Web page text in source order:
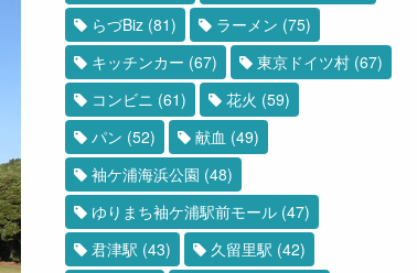
らづBiz(81) ラーメン (75)
キッチンカー (67) 東京ドイツ村(67)
コンビニ (61) 花火 (59)
パン (52) 献血 (49)
袖ケ浦海浜公園 (48)
ゆりまち袖ケ浦駅前モール(47)
君津駅 (43) 久留里駅 (42)